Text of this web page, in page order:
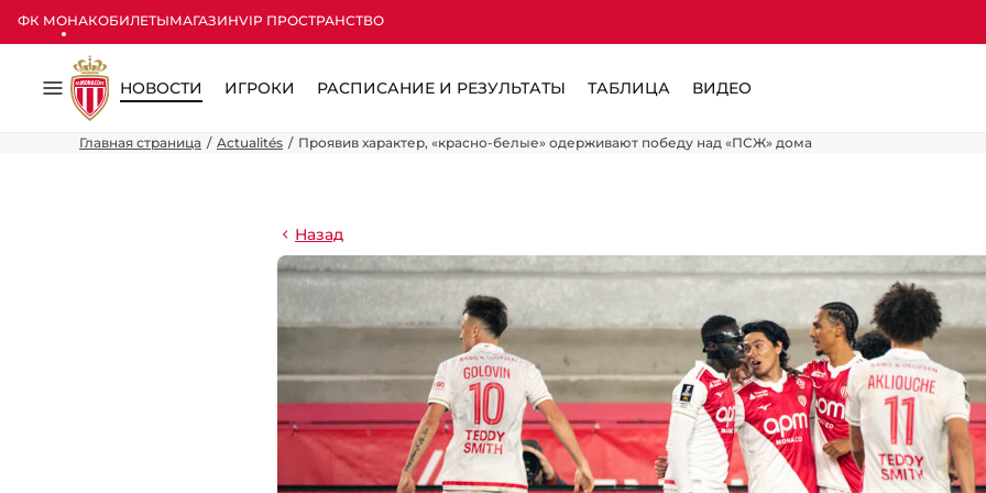
ФК МОНАКОБИЛЕТЫМАГАЗИНVIP ПРОСТРАНСТВО
Меню
НОВОСТИ ИГРОКИ РАСПИСАНИЕ И РЕЗУЛЬТАТЫ ТАБЛИЦА ВИДЕО
Главная страница Actualités Проявив характер, «красно-белые» одерживают победу над «ПСЖ» дома
Назад